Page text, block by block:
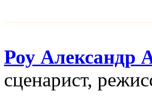
Роу Александр
сценарист,